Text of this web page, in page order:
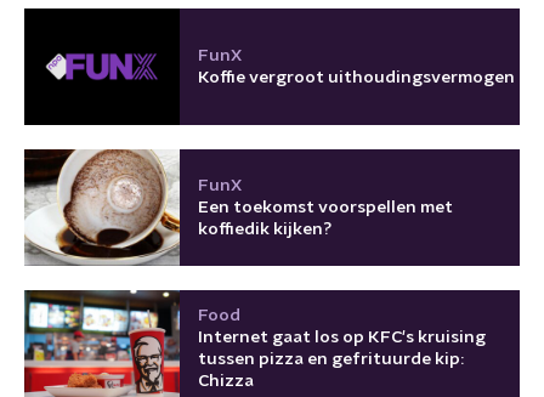
FunX
Koffie vergroot uithoudingsvermogen
FunX
Een toekomst voorspellen met
koffiedik kijken?
Food
Internet gaat los op KFC's kruising
tussen pizza en gefrituurde kip:
Chizza